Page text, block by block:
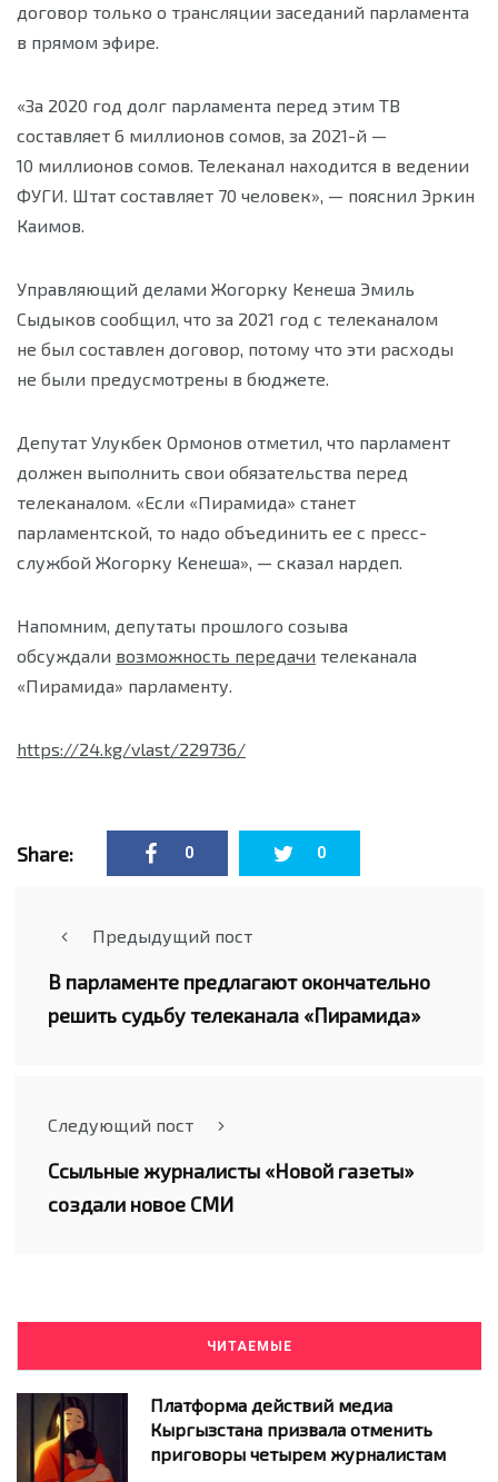
договор только о трансляции заседаний парламента
в прямом эфире.
«За 2020 год долг парламента перед этим ТВ
составляет 6 миллионов сомов, за 2021-й —
10 миллионов сомов. Телеканал находится в ведении
ФУГИ. Штат составляет 70 человек», — пояснил Эркин
Каимов.
Управляющий делами Жогорку Кенеша Эмиль
Сыдыков сообщил, что за 2021 год с телеканалом
не был составлен договор, потому что эти расходы
не были предусмотрены в бюджете.
Депутат Улукбек Ормонов отметил, что парламент
должен выполнить свои обязательства перед
телеканалом. «Если «Пирамида» станет
парламентской, то надо объединить ее с пресс-
службой Жогорку Кенеша», — сказал нардеп.
Напомним, депутаты прошлого созыва
обсуждали возможность передачи телеканала
«Пирамида» парламенту.
https://24.kg/vlast/229736/
Share: 0 0
Предыдущий пост
В парламенте предлагают окончательно
решить судьбу телеканала «Пирамида»
Следующий пост
Ссыльные журналисты «Новой газеты»
создали новое СМИ
ЧИТАЕМЫЕ
Платформа действий медиа
Кыргызстана призвала отменить
приговоры четырем журналистам